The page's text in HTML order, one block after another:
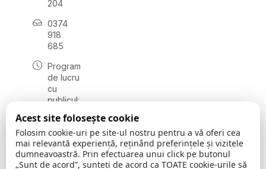
204
0374
918
685
Program
de lucru
cu
publicul:
08:00 -
16:30
, vineri:
08:00 -
Acest site folosește cookie
Folosim cookie-uri pe site-ul nostru pentru a vă oferi cea
mai relevantă experiență, reținând preferințele și vizitele
dumneavoastră. Prin efectuarea unui click pe butonul
„Sunt de acord”, sunteți de acord ca TOATE cookie-urile să